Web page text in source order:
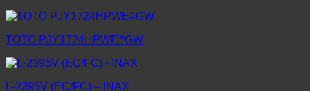
TOTO PJY1724HPWE#GW
L-2395V (EC/FC) – INAX